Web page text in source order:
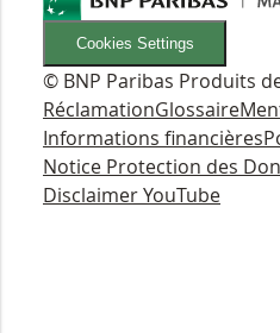
Cookies Settings
© BNP Paribas Produits
RéclamationGlossaire
Informations financières
Notice Protection des
Disclaimer YouTube